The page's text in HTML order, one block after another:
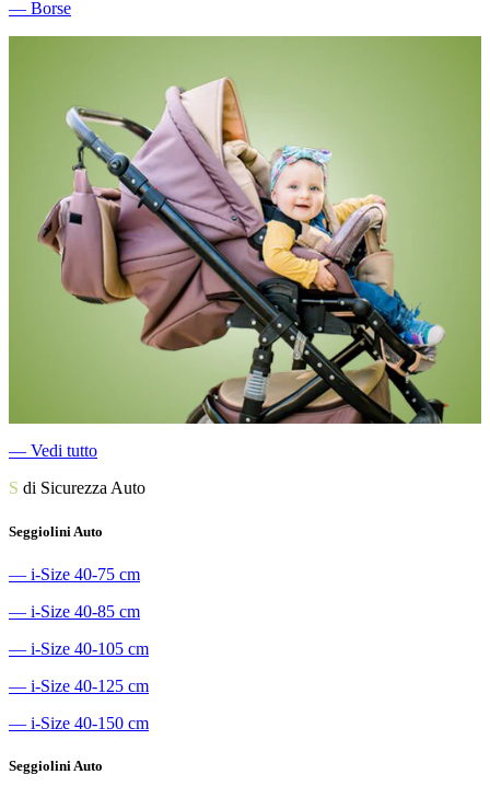
― Borse
― Vedi tutto
S di Sicurezza Auto
Seggiolini Auto
― i-Size 40-75 cm
― i-Size 40-85 cm
― i-Size 40-105 cm
― i-Size 40-125 cm
― i-Size 40-150 cm
Seggiolini Auto